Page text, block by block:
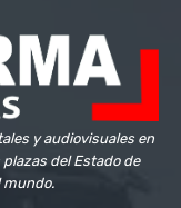
y audiovisuales en
del Estado de
mundo.